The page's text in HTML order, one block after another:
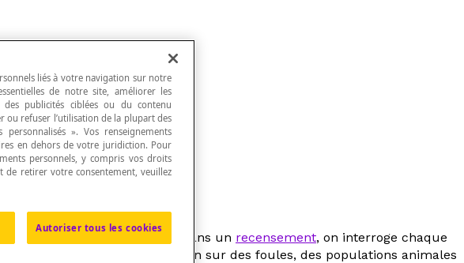
population à étudier.
d'une population, puisque dans un recensement, on interroge chaque
la recherche d'information sur des foules, des populations animales
liés à votre navigation sur notre
de notre site, améliorer les
publicités ciblées ou du contenu
ou refuser l’utilisation de la plupart des
». Vos renseignements
en dehors de votre juridiction. Pour
personnels, y compris vos droits
de retirer votre consentement, veuillez
Autoriser tous les cookies